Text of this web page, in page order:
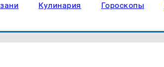
Кулинария Гороскопы